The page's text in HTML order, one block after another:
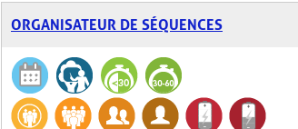
ORGANISATEUR DE SÉQUENCES